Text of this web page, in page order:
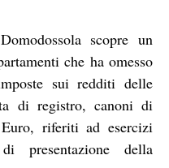
scopre un
che ha omesso
sui redditi delle
di registro, canoni di
riferiti ad esercizi
presentazione della